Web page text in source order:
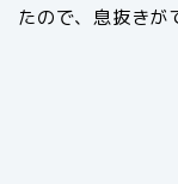
たので、息抜きが